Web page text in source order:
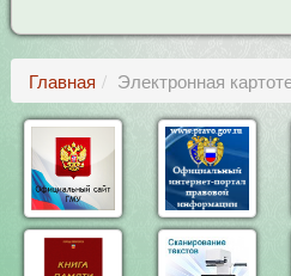
Главная Электронная